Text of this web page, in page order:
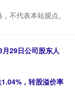
不代表本站观点。
29日公司股东人
，转股溢价率